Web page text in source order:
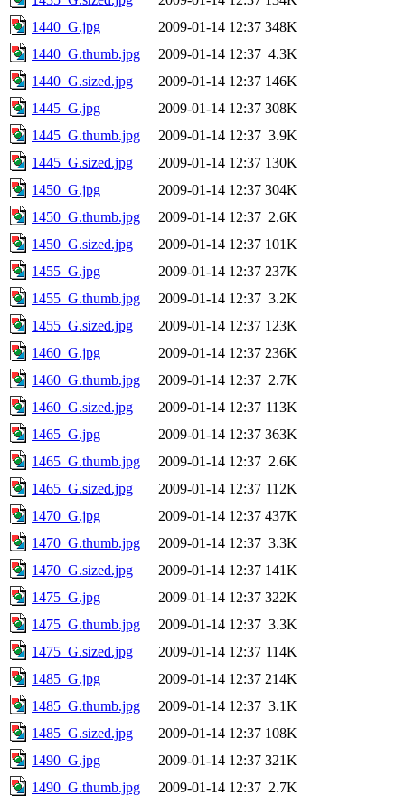
1440_G.jpg
2009-01-14 12:37 348K
1440_G.thumb.jpg
2009-01-14 12:37 4.3K
1440_G.sized.jpg
2009-01-14 12:37 146K
1445_G.jpg
2009-01-14 12:37 308K
1445_G.thumb.jpg
2009-01-14 12:37 3.9K
1445_G.sized.jpg
2009-01-14 12:37 130K
1450_G.jpg
2009-01-14 12:37 304K
1450_G.thumb.jpg
2009-01-14 12:37 2.6K
1450_G.sized.jpg
2009-01-14 12:37 101K
1455_G.jpg
2009-01-14 12:37 237K
1455_G.thumb.jpg
2009-01-14 12:37 3.2K
1455_G.sized.jpg
2009-01-14 12:37 123K
1460_G.jpg
2009-01-14 12:37 236K
1460_G.thumb.jpg
2009-01-14 12:37 2.7K
1460_G.sized.jpg
2009-01-14 12:37 113K
1465_G.jpg
2009-01-14 12:37 363K
1465_G.thumb.jpg
2009-01-14 12:37 2.6K
1465_G.sized.jpg
2009-01-14 12:37 112K
1470_G.jpg
2009-01-14 12:37 437K
1470_G.thumb.jpg
2009-01-14 12:37 3.3K
1470_G.sized.jpg
2009-01-14 12:37 141K
1475_G.jpg
2009-01-14 12:37 322K
1475_G.thumb.jpg
2009-01-14 12:37 3.3K
1475_G.sized.jpg
2009-01-14 12:37 114K
1485_G.jpg
2009-01-14 12:37 214K
1485_G.thumb.jpg
2009-01-14 12:37 3.1K
1485_G.sized.jpg
2009-01-14 12:37 108K
1490_G.jpg
2009-01-14 12:37 321K
1490_G.thumb.jpg
2009-01-14 12:37 2.7K